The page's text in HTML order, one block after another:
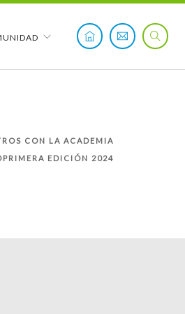
CON LA ACADEMIA
EDICIÓN 2024